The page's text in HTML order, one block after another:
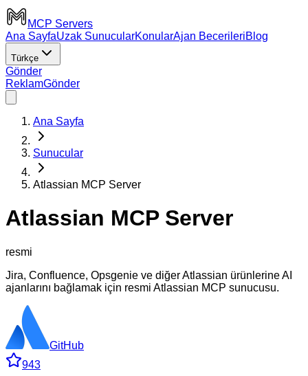
MCP Servers
Ana SayfaUzak SunucularKonularAjan BecerileriBlog
Türkçe
Gönder
ReklamGönder
Ana Sayfa
Sunucular
Atlassian MCP Server
Atlassian MCP Server
resmi
Jira, Confluence, Opsgenie ve diğer Atlassian ürünlerine AI
ajanlarını bağlamak için resmi Atlassian MCP sunucusu.
GitHub
943